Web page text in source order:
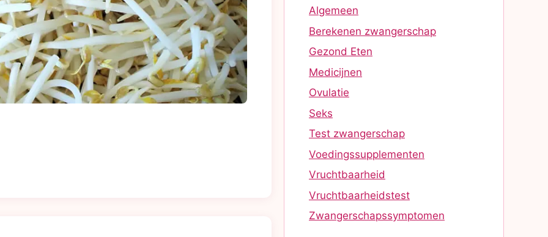
Algemeen
Berekenen zwangerschap
Gezond Eten
Medicijnen
Ovulatie
Seks
Test zwangerschap
Voedingssupplementen
Vruchtbaarheid
Vruchtbaarheidstest
Zwangerschapssymptomen